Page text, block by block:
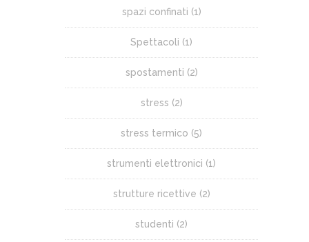
spazi confinati (1)
Spettacoli (1)
spostamenti (2)
stress (2)
stress termico (5)
strumenti elettronici (1)
strutture ricettive (2)
studenti (2)